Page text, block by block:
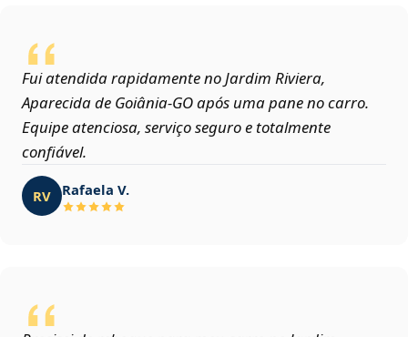
Fui atendida rapidamente no Jardim Riviera,
Aparecida de Goiânia‑GO após uma pane no carro.
Equipe atenciosa, serviço seguro e totalmente
confiável.
RV Rafaela V.